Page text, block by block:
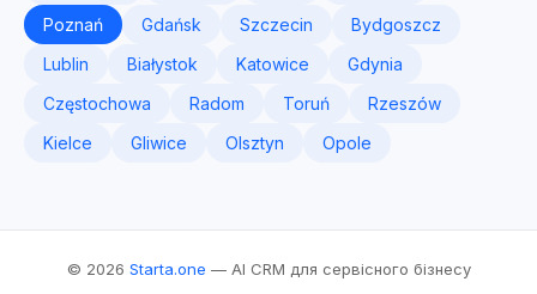
Poznań
Gdańsk Szczecin
Bydgoszcz
Lublin
Białystok Katowice
Gdynia
Częstochowa
Radom Toruń
Rzeszów
Kielce
Gliwice Olsztyn Opole
© 2026 Starta.one — AI CRM для сервісного бізнесу